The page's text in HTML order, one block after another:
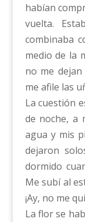
habían
vuelta.
combinaba
medio de la
no me dejan
me afile las
La cuestión
de noche, a
agua y mis
dejaron
dormido
Me subí al
¡Ay, no me
La flor se